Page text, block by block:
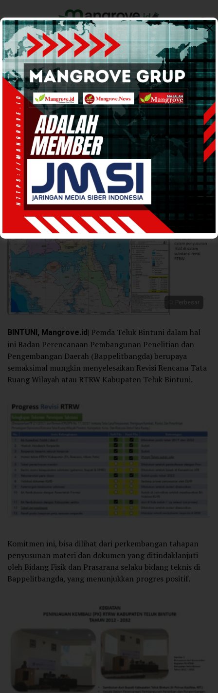
Home Pemerintahan Ekonomi & Bisnis Info Tanah Papua
Support by
PEMERINTAHAN· 3 Sep 202316:32WIB
Step by Step, Revisi RTRW Kabupaten
Teluk Bintuni
Perbesar
BINTUNI, Mangrove.id| Pemda Teluk Bintuni dalam hal
ini Badan Perencanaan Pembangunan Penelitian dan
Pengembangan Daerah (Bappelitbangda) berupaya
semaksimal mungkin menyelesaikan Revisi Rencana Tata
Ruang Wilayah atau RTRW Kabupaten Teluk Bintuni.
Komitmen ini, bisa dilihat dari perkembangan tahapan
penyusunan materi dan dokumen yang ditindaklanjuti
oleh Bidang Fisik dan Prasarana selaku bidang teknis di
Bappelitbangda, yang menunjukkan progres positif.